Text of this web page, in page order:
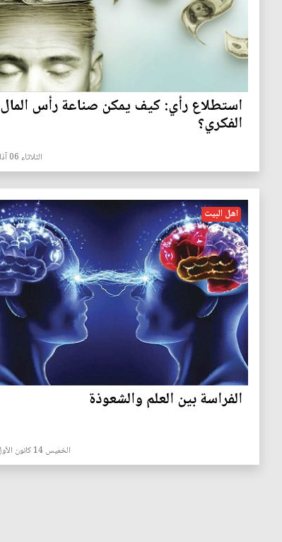
استطلاع رأي: كيف يمكن صناعة رأس المال
الفكري؟
الثلاثاء 06 آذار 2018
اهل البيت
الفراسة بين العلم والشعوذة
الخميس 14 كانون الأول 2017